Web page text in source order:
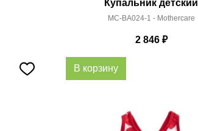
Купальник детский
MC-BA024-1 - Mothercare
2 846₽
В корзину